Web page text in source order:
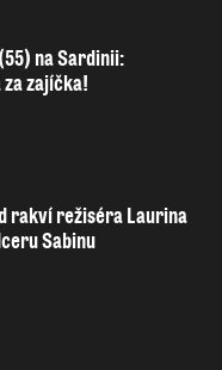
na Sardinii:
zajíčka!
rakví režiséra Laurina
Sabinu